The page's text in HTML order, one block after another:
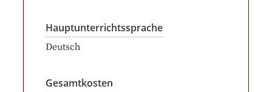
Hauptunterrichtssprache
Deutsch
Gesamtkosten